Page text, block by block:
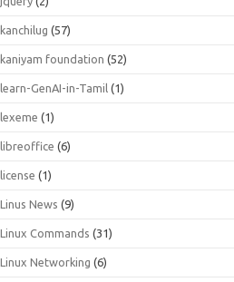
kanchilug (57)
kaniyam foundation (52)
learn-GenAI-in-Tamil (1)
lexeme (1)
libreoffice (6)
license (1)
Linus News (9)
Linux Commands (31)
Linux Networking (6)